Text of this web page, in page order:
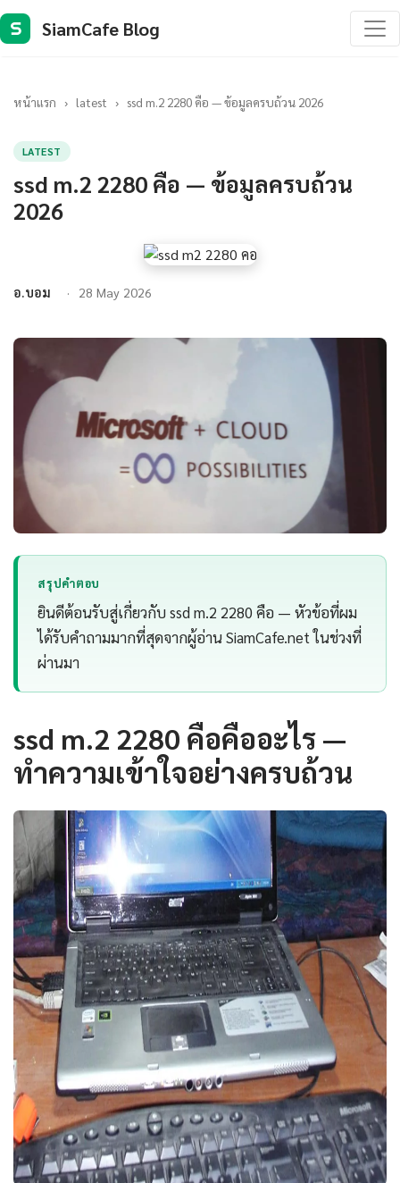
S SiamCafe Blog
หน้าแรก › latest › ssd m.2 2280 คือ — ข้อมูลครบถ้วน 2026
LATEST
ssd m.2 2280 คือ — ข้อมูลครบถ้วน
2026
อ.บอม 28 May 2026
สรุปคำตอบ
ยินดีต้อนรับสู่เกี่ยวกับ ssd m.2 2280 คือ — หัวข้อที่ผม
ได้รับคำถามมากที่สุดจากผู้อ่าน SiamCafe.net ในช่วงที่
ผ่านมา
ssd m.2 2280 คือคืออะไร —
ทำความเข้าใจอย่างครบถ้วน